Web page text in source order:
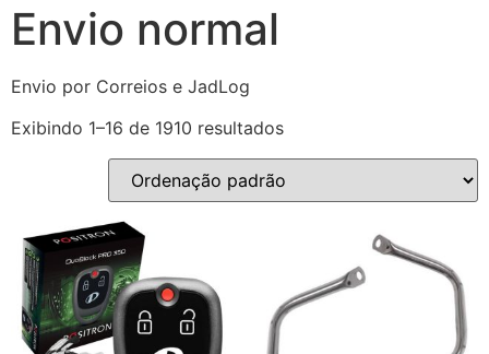
Envio normal
Envio por Correios e JadLog
Exibindo 1–16 de 1910 resultados